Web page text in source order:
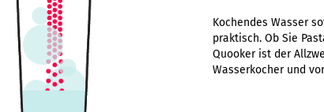
Kochendes Wasser
praktisch. Ob Sie
Quooker ist der
Wasserkocher und